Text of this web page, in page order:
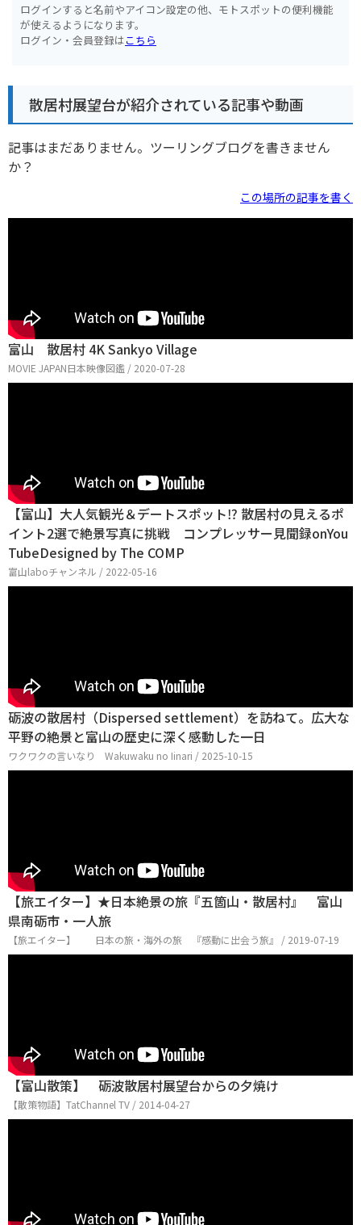
ログインすると名前やアイコン設定の他、モトスポットの便利機能
が使えるようになります。
ログイン・会員登録はこちら
散居村展望台が紹介されている記事や動画
記事はまだありません。ツーリングブログを書きません
か？
この場所の記事を書く
富山 散居村 4K Sankyo Village
MOVIE JAPAN日本映像図鑑 / 2020-07-28
【富山】大人気観光＆デートスポット⁉ 散居村の見えるポ
イント2選で絶景写真に挑戦 コンプレッサー見聞録onYou
TubeDesigned by The COMP
富山laboチャンネル / 2022-05-16
砺波の散居村（Dispersed settlement）を訪ねて。広大な
平野の絶景と富山の歴史に深く感動した一日
ワクワクの言いなり Wakuwaku no Iinari / 2025-10-15
【旅エイター】★日本絶景の旅『五箇山・散居村』 富山
県南砺市・一人旅
【旅エイター】 日本の旅・海外の旅 『感動に出会う旅』 / 2019-07-19
【富山散策】 砺波散居村展望台からの夕焼け
【散策物語】TatChannel TV / 2014-04-27